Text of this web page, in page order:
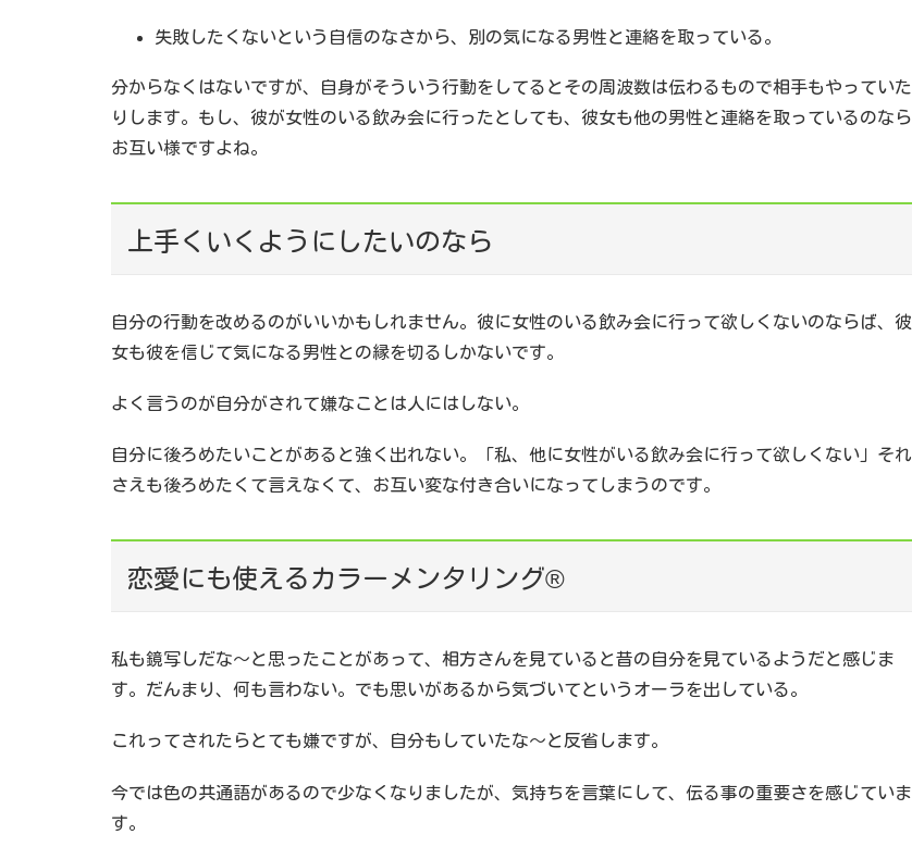
失敗したくないという自信のなさから、別の気になる男性と連絡を取っている。
分からなくはないですが、自身がそういう行動をしてるとその周波数は伝わるもので相手もやっていた
りします。もし、彼が女性のいる飲み会に行ったとしても、彼女も他の男性と連絡を取っているのなら
お互い様ですよね。
上手くいくようにしたいのなら
自分の行動を改めるのがいいかもしれません。彼に女性のいる飲み会に行って欲しくないのならば、彼
女も彼を信じて気になる男性との縁を切るしかないです。
よく言うのが自分がされて嫌なことは人にはしない。
自分に後ろめたいことがあると強く出れない。「私、他に女性がいる飲み会に行って欲しくない」それ
さえも後ろめたくて言えなくて、お互い変な付き合いになってしまうのです。
恋愛にも使えるカラーメンタリング®
私も鏡写しだな～と思ったことがあって、相方さんを見ていると昔の自分を見ているようだと感じま
す。だんまり、何も言わない。でも思いがあるから気づいてというオーラを出している。
これってされたらとても嫌ですが、自分もしていたな～と反省します。
今では色の共通語があるので少なくなりましたが、気持ちを言葉にして、伝る事の重要さを感じていま
す。